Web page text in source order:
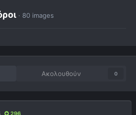
· 80 images
Ακολουθούν 0
296